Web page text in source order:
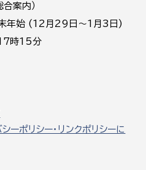
案内）
末年始 (12月29日～1月3日)
時15分
ーポリシー・リンクポリシーに